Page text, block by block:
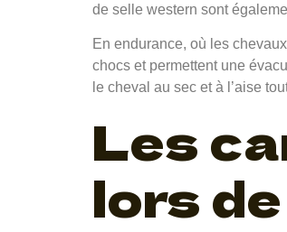
de selle western sont
En endurance, où les
chocs et permettent une
le cheval au sec et à l’aise
Les
lors